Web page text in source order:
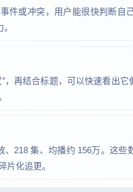
件或冲突，用户能很快判断自
”，再结合标题，可以快速看出
、218 集、均播约 156万。这
片化追更。